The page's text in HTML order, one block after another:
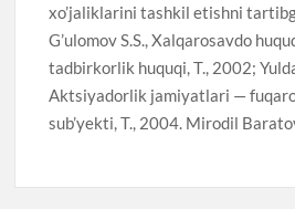
xo’jaliklarini tashkil etishni
G’ulomov S.S., Xalqarosavdo
tadbirkorlik huquqi, T., 2002;
Aktsiyadorlik jamiyatlari —
sub’yekti, T., 2004. Mirodil